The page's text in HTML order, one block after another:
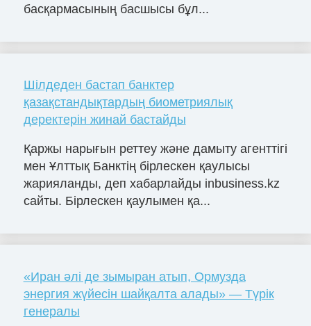
басқармасының басшысы бұл...
Шілдеден бастап банктер
қазақстандықтардың биометриялық
деректерін жинай бастайды
Қаржы нарығын реттеу және дамыту агенттігі
мен Ұлттық Банктің бірлескен қаулысы
жарияланды, деп хабарлайды inbusiness.kz
сайты. Бірлескен қаулымен қа...
«Иран әлі де зымыран атып, Ормузда
энергия жүйесін шайқалта алады» — Түрік
генералы